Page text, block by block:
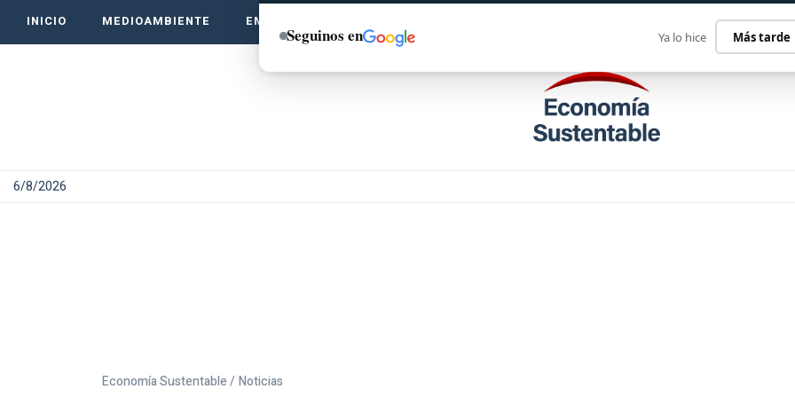
INICIO MEDIOAMBIENTE EMPRENDE VERDE
6/8/2026
Economía Sustentable / Noticias
Seguinos en Ya lo hice Más tarde